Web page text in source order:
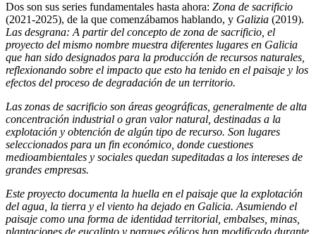
Dos son sus series fundamentales hasta ahora: Zona de sacrificio
(2021-2025), de la que comenzábamos hablando, y Galizia (2019).
Las desgrana: A partir del concepto de zona de sacrificio, el
proyecto del mismo nombre muestra diferentes lugares en Galicia
que han sido designados para la producción de recursos naturales,
reflexionando sobre el impacto que esto ha tenido en el paisaje y los
efectos del proceso de degradación de un territorio.
Las zonas de sacrificio son áreas geográficas, generalmente de alta
concentración industrial o gran valor natural, destinadas a la
explotación y obtención de algún tipo de recurso. Son lugares
seleccionados para un fin económico, donde cuestiones
medioambientales y sociales quedan supeditadas a los intereses de
grandes empresas.
Este proyecto documenta la huella en el paisaje que la explotación
del agua, la tierra y el viento ha dejado en Galicia. Asumiendo el
paisaje como una forma de identidad territorial, embalses, minas,